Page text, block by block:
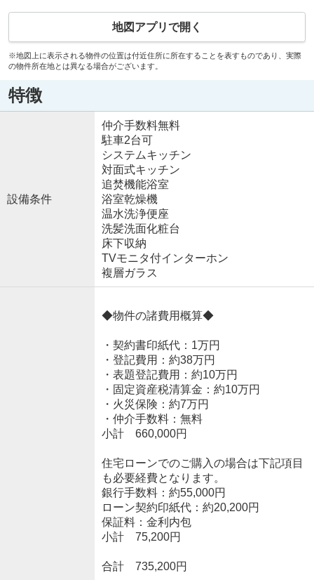
地図アプリで開く
※地図上に表示される物件の位置は付近住所に所在することを表すものであり、実際
の物件所在地とは異なる場合がございます。
特徴
設備条件
仲介手数料無料
駐車2台可
システムキッチン
対面式キッチン
追焚機能浴室
浴室乾燥機
温水洗浄便座
洗髪洗面化粧台
床下収納
TVモニタ付インターホン
複層ガラス
◆物件の諸費用概算◆
・契約書印紙代：1万円
・登記費用：約38万円
・表題登記費用：約10万円
・固定資産税清算金：約10万円
・火災保険：約7万円
・仲介手数料：無料
小計 660,000円
住宅ローンでのご購入の場合は下記項目
も必要経費となります。
銀行手数料：約55,000円
ローン契約印紙代：約20,200円
保証料：金利内包
小計 75,200円
合計 735,200円